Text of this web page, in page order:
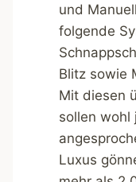
und
folgende
Blitz sowie
Mit diesen
sollen wohl
Luxus